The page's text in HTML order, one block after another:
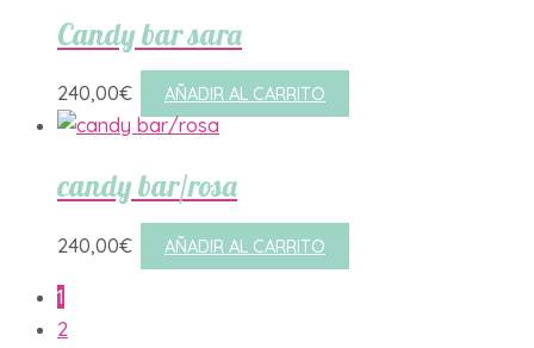
Candy bar sara
240,00€ AÑADIR AL CARRITO
candy bar/rosa
240,00€ AÑADIR AL CARRITO
1
2